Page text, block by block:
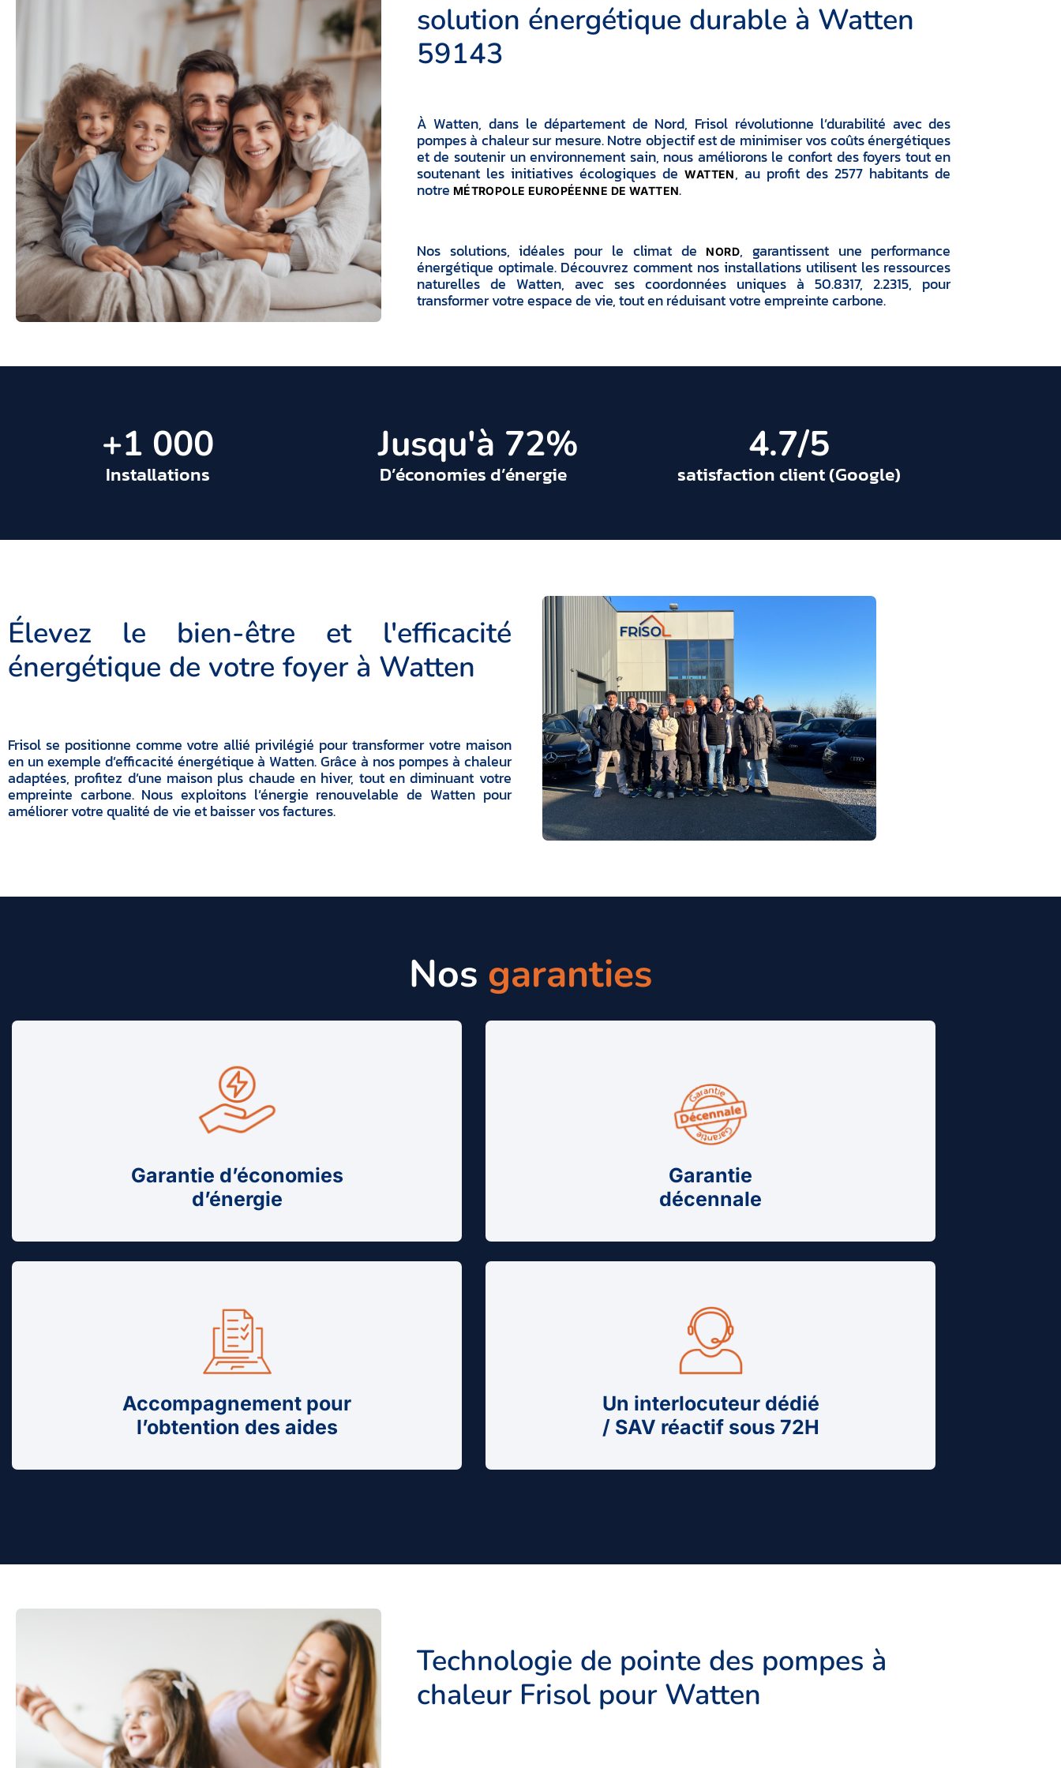
solution énergétique durable à Watten
59143
À Watten, dans le département de Nord, Frisol révolutionne l’durabilité avec des
pompes à chaleur sur mesure. Notre objectif est de minimiser vos coûts énergétiques
et de soutenir un environnement sain, nous améliorons le confort des foyers tout en
soutenant les initiatives écologiques deWATTEN, au profit des 2577 habitants de
notre MÉTROPOLE EUROPÉENNE DE WATTEN.
Nos solutions, idéales pour le climat de NORD, garantissent une performance
énergétique optimale. Découvrez comment nos installations utilisent les ressources
naturelles de Watten, avec ses coordonnées uniques à 50.8317, 2.2315, pour
transformer votre espace de vie, tout en réduisant votre empreinte carbone.
Installations
+1 000
D’économies d’énergie
Jusqu'à 72%
satisfaction client (Google)
4.7/5
Élevez le bien-être et l'efficacité
énergétique de votre foyer à Watten
Frisol se positionne comme votre allié privilégié pour transformer votre maison
en un exemple d’efficacité énergétique à Watten. Grâce à nos pompes à chaleur
adaptées, profitez d’une maison plus chaude en hiver, tout en diminuant votre
empreinte carbone. Nous exploitons l’énergie renouvelable de Watten pour
améliorer votre qualité de vie et baisser vos factures.
Nos garanties
Garantie d’économies
d’énergie
Garantie
décennale
Accompagnement pour
l’obtention des aides
Un interlocuteur dédié
/ SAV réactif sous 72H
Technologie de pointe des pompes à
chaleur Frisol pour Watten